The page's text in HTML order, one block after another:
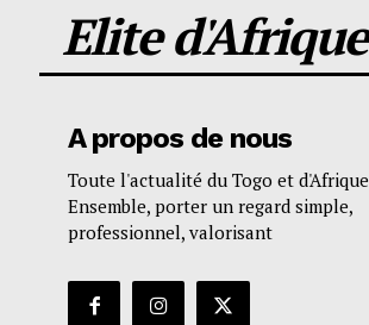
Elite d'Afrique
A propos de nous
Toute l'actualité du Togo et d'Afrique
Ensemble, porter un regard simple,
professionnel, valorisant